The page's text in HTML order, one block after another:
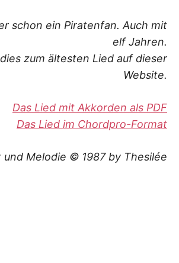
L
K
schon ein Piratenfan. Auch mit
elf Jahren.
zum ältesten Lied auf dieser
Website.
Das Lied mit Akkorden als PDF
Das Lied im Chordpro-Format
und Melodie © 1987 by Thesilée